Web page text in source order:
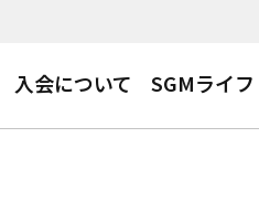
入会について SGMライフ